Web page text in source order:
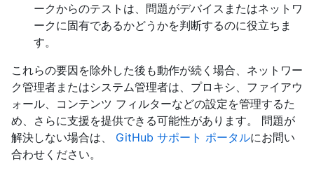
ークからのテストは、問題がデバイスまたはネットワ
ークに固有であるかどうかを判断するのに役立ちま
す。
これらの要因を除外した後も動作が続く場合、ネットワー
ク管理者またはシステム管理者は、プロキシ、ファイアウ
ォール、コンテンツ フィルターなどの設定を管理するた
め、さらに支援を提供できる可能性があります。 問題が
解決しない場合は、 GitHub サポート ポータルにお問い
合わせください。